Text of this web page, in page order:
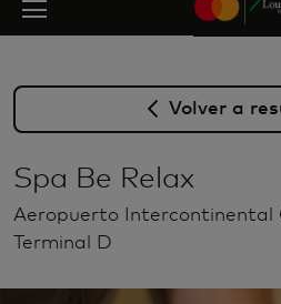
Volver a
Spa Be Relax
Aeropuerto Intercontinental
Terminal D